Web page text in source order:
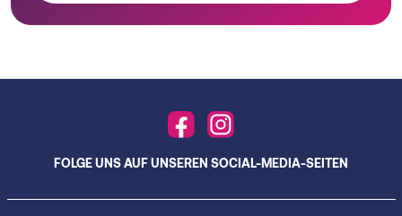
FOLGE UNS AUF UNSEREN SOCIAL-MEDIA-SEITEN